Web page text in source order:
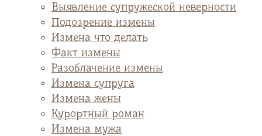
Выявление супружеской неверности
Подозрение измены
Измена что делать
Факт измены
Разоблачение измены
Измена супруга
Измена жены
Курортный роман
Измена мужа